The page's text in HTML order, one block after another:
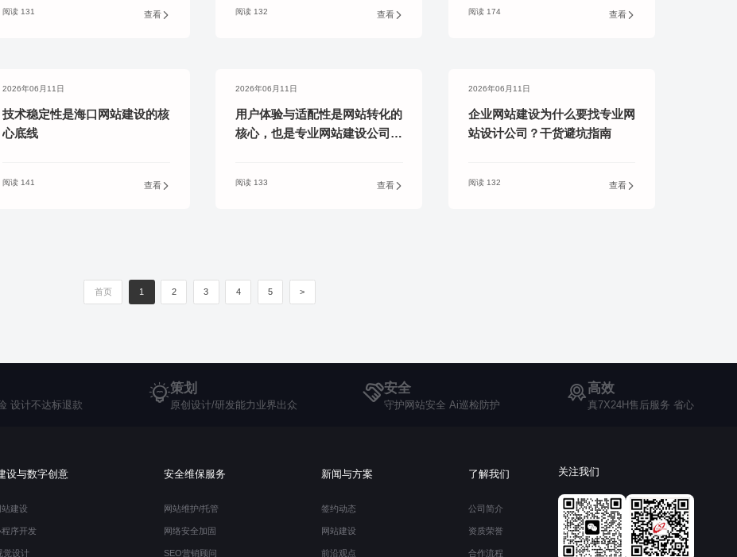
阅读 131 查看 阅读 132 查看 阅读 174 查看
2026年06月11日
技术稳定性是海口网站建设的核
心底线
阅读 141 查看
2026年06月11日
用户体验与适配性是网站转化的
核心，也是专业网站建设公司的
阅读 133 查看
2026年06月11日
企业网站建设为什么要找专业网
站设计公司？干货避坑指南
阅读 132 查看
首页 1 2 3 4 5 >
设计不达标退款
策划
原创设计/研发能力业界出众
安全
守护网站安全 Ai巡检防护
高效
真7X24H售后服务 省心
设与数字创意
建设
序开发
觉设计
安全维保服务
网站维护/托管
网络安全加固
SEO营销顾问
新闻与方案
签约动态
网站建设
前沿观点
了解我们
公司简介
资质荣誉
合作流程
关注我们